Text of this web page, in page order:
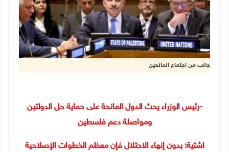
جانب من اجتماع المانحين
-رئيس الوزراء يحث الدول المانحة على حماية حل الدولتين
ومواصلة دعم فلسطين
اشتية: بدون إنهاء الاحتلال فإن معظم الخطوات الإصلاحية